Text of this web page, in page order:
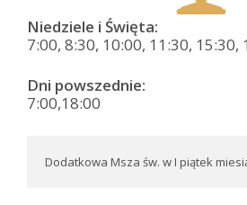
Niedziele i Święta:
7:00, 8:30, 10:00, 11:30, 15:30,
Dni powszednie:
7:00,18:00
Dodatkowa Msza św. w I piątek